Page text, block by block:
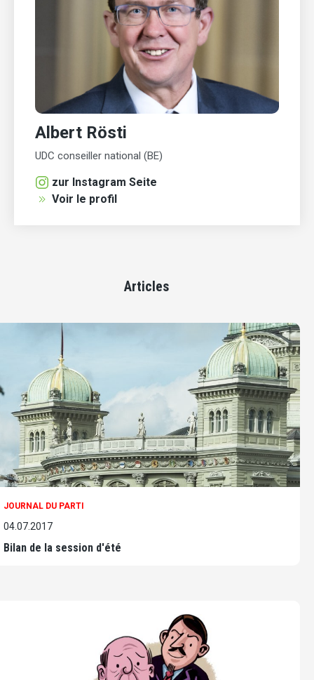
Albert Rösti
UDC conseiller national (BE)
zur Instagram Seite
Voir le profil
Articles
JOURNAL DU PARTI
04.07.2017
Bilan de la session d'été